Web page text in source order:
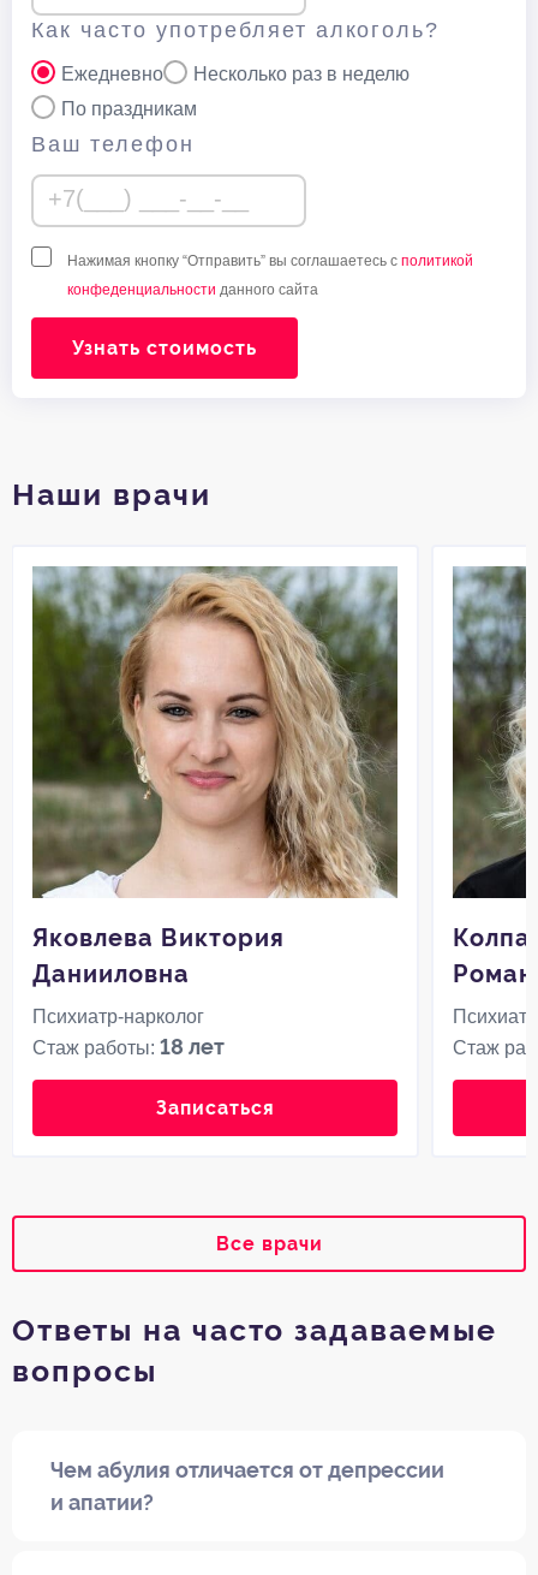
Как часто употребляет алкоголь?
Ежедневно
Несколько раз в неделю
По праздникам
Ваш телефон
Нажимая кнопку “Отправить” вы соглашаетесь с политикой
конфеденциальности данного сайта
Узнать стоимость
Наши врачи
Яковлева Виктория
Данииловна
Психиатр-нарколог
Стаж работы:18 лет
Записаться
Стаж
Все врачи
Ответы на часто задаваемые
вопросы
Чем абулия отличается от депрессии
и апатии?